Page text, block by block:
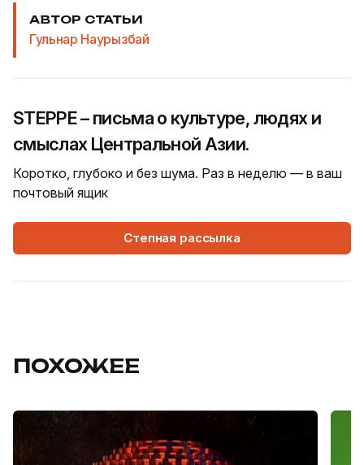
АВТОР СТАТЬИ
Гульнар Наурызбай
STEPPE – письма о культуре, людях и
смыслах Центральной Азии.
Коротко, глубоко и без шума. Раз в неделю — в ваш
почтовый ящик
Степная рассылка
ПОХОЖЕЕ